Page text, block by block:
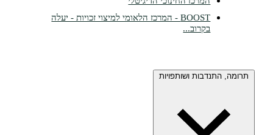
BOOST - המרכז הלאומי למיצוי זכויות - יעלה
התנדבות ושותפויות